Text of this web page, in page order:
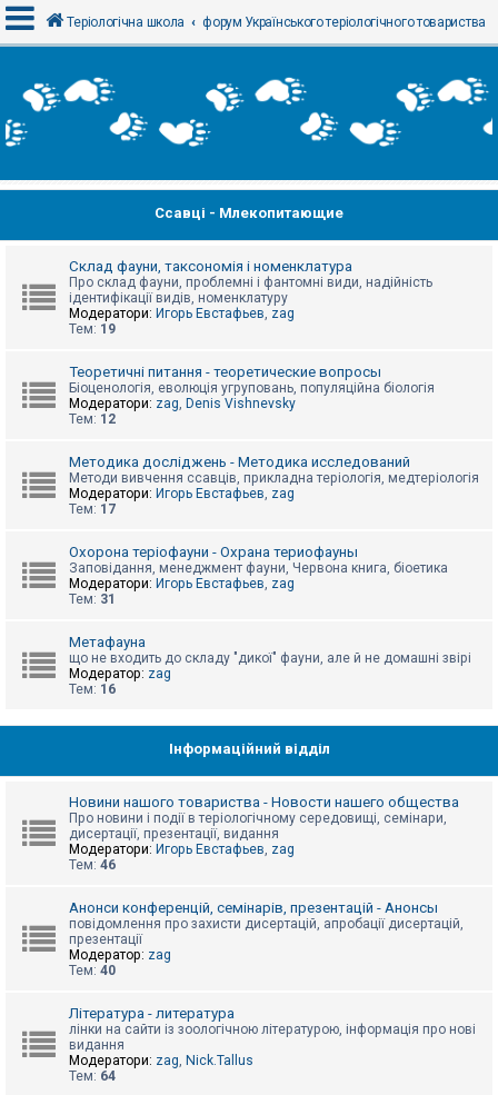
х
і
т
р
а
б
е
д
п
о
е
й
А
и
т
П
Теріологічна школа форум Українського теріологічного товариства
Ссавці - Млекопитающие
Склад фауни, таксономія і номенклатура
Про склад фауни, проблемні і фантомні види, надійність
ідентифікації видів, номенклатуру
Модератори: Игорь Евстафьев, zag
Тем: 19
Теоретичні питання - теоретические вопросы
Біоценологія, еволюція угруповань, популяційна біологія
Модератори: zag, Denis Vishnevsky
Тем: 12
Методика досліджень - Методика исследований
Методи вивчення ссавців, прикладна теріологія, медтеріологія
Модератори: Игорь Евстафьев, zag
Тем: 17
Охорона теріофауни - Охрана териофауны
Заповідання, менеджмент фауни, Червона книга, біоетика
Модератори: Игорь Евстафьев, zag
Тем: 31
Метафауна
що не входить до складу "дикої" фауни, але й не домашні звірі
Модератор: zag
Тем: 16
Інформаційний відділ
Новини нашого товариства - Новости нашего общества
Про новини і події в теріологічному середовищі, семінари,
дисертації, презентації, видання
Модератори: Игорь Евстафьев, zag
Тем: 46
Анонси конференцій, семінарів, презентацій - Анонсы
повідомлення про захисти дисертацій, апробації дисертацій,
презентації
Модератор: zag
Тем: 40
Література - литература
лінки на сайти із зоологічною літературою, інформація про нові
видання
Модератори: zag, Nick.Tallus
Тем: 64